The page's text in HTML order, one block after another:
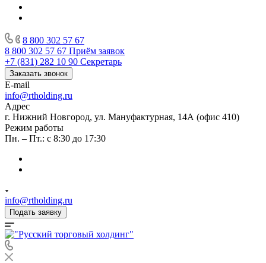
8 800 302 57 67
8 800 302 57 67 Приём заявок
+7 (831) 282 10 90 Секретарь
Заказать звонок
E-mail
info@rtholding.ru
Адрес
г. Нижний Новгород, ул. Мануфактурная, 14А (офис 410)
Режим работы
Пн. – Пт.: с 8:30 до 17:30
info@rtholding.ru
Подать заявку